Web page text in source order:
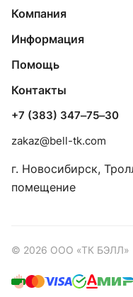
Компания
Информация
Помощь
Контакты
+7 (383) 347‒75‒30
zakaz@bell-tk.com
г. Новосибирск,
помещение
© 2026 ООО «ТК БЭЛЛ»